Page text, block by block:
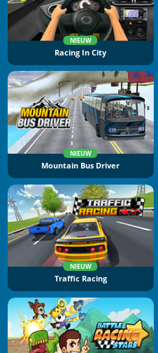
NIEUW
Racing In City
NIEUW
Mountain Bus Driver
NIEUW
Traffic Racing